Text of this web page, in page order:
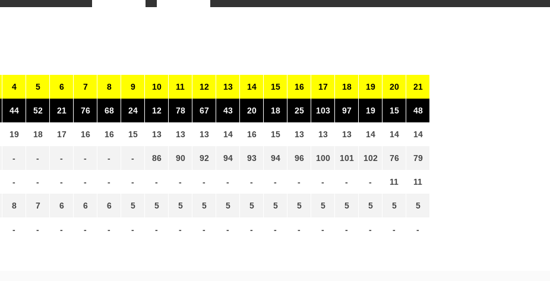
4
44
19
-
-
8
-
5
52
18
-
-
7
-
6
21
17
-
-
6
-
7
76
16
-
-
6
-
8
68
16
-
-
6
-
9
24
15
-
-
5
-
10
12
13
86
-
5
-
11
78
13
90
-
5
-
12
67
13
92
-
5
-
13
43
14
94
-
5
-
14
20
16
93
-
5
-
15
18
15
94
-
5
-
16
25
13
96
-
5
-
17
103
13
100
-
5
-
18
97
13
101
-
5
-
19
19
14
102
-
5
-
20
15
14
76
11
5
-
21
48
14
79
11
5
-